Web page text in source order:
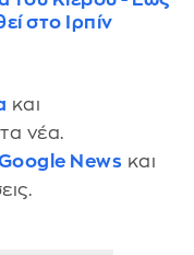
στο Ιρπίν
και
νέα.
News και